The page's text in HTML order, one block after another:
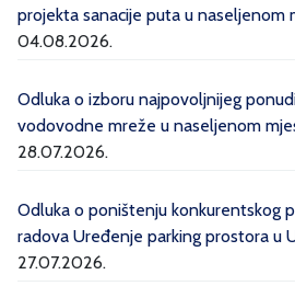
projekta sanacije puta u naseljenom
04.08.2026.
Odluka o izboru najpovoljnijeg
vodovodne mreže u naseljenom
28.07.2026.
Odluka o poništenju konkurentskog
radova Uređenje parking prostora u
27.07.2026.